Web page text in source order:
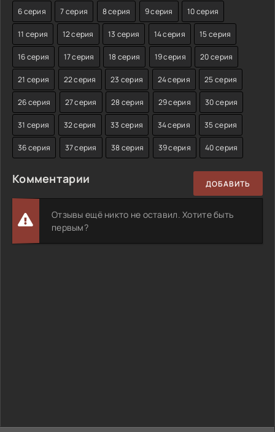
6 серия 7 серия 8 серия 9 серия 10 серия
11 серия 12 серия 13 серия 14 серия 15 серия
16 серия 17 серия 18 серия 19 серия 20 серия
21 серия 22 серия 23 серия 24 серия 25 серия
26 серия 27 серия 28 серия 29 серия 30 серия
31 серия 32 серия 33 серия 34 серия 35 серия
36 серия 37 серия 38 серия 39 серия 40 серия
Комментарии ДОБАВИТЬ
Отзывы ещё никто не оставил. Хотите быть
первым?